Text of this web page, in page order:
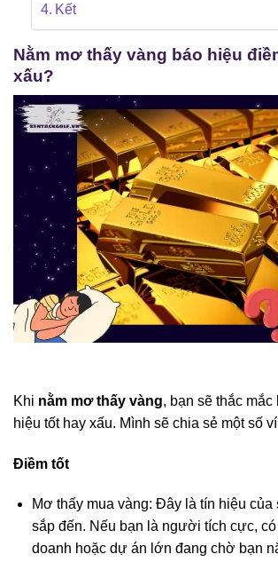
Kết
Nằm mơ thấy vàng báo hiệu
xấu?
Khi nằm mơ thấy vàng, bạn sẽ thắc mắc
hiệu tốt hay xấu. Mình sẽ chia sẻ một số
Điềm tốt
Mơ thấy mua vàng: Đây là tín hiệu
sắp đến. Nếu bạn là người tích cực,
doanh hoặc dự án lớn đang chờ bạn